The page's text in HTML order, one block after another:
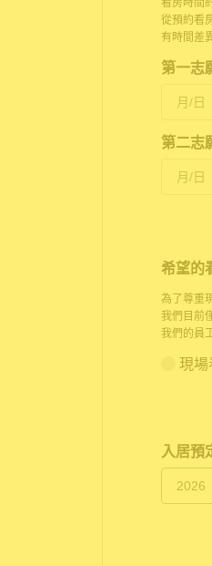
從預約看
有時間差
第一志
第二志
希望的
為了尊重
我們目前
我們的員
現場
入居預